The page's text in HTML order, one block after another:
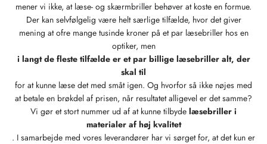
mener vi ikke, at læse- og skærmbriller behøver at koste en formue.
Der kan selvfølgelig være helt særlige tilfælde, hvor det giver
mening at ofre mange tusinde kroner på et par læsebriller hos en
optiker, men
i langt de fleste tilfælde er et par billige læsebriller alt, der
skal til
for at kunne læse det med småt igen. Og hvorfor så ikke nøjes med
at betale en brøkdel af prisen, når resultatet alligevel er det samme?
Vi gør et stort nummer ud af at kunne tilbyde læsebriller i
materialer af høj kvalitet
. I samarbejde med vores leverandører har vi sørget for, at det kun er